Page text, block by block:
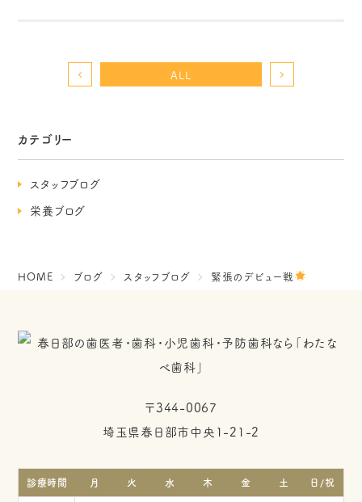
カテゴリー
スタッフブログ
栄養ブログ
ALL
HOME ブログ スタッフブログ 緊張のデビュー戦
〒344-0067
埼玉県春日部市中央1-21-2
診療時間 月 火 水 木 金 土 日/祝